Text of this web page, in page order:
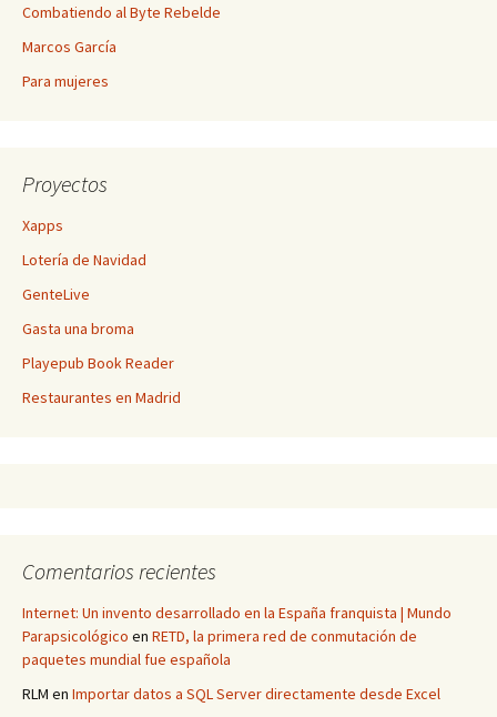
Combatiendo al Byte Rebelde
Marcos García
Para mujeres
Proyectos
Xapps
Lotería de Navidad
GenteLive
Gasta una broma
Playepub Book Reader
Restaurantes en Madrid
Comentarios recientes
Internet: Un invento desarrollado en la España franquista | Mundo
Parapsicológico en RETD, la primera red de conmutación de
paquetes mundial fue española
RLM en Importar datos a SQL Server directamente desde Excel